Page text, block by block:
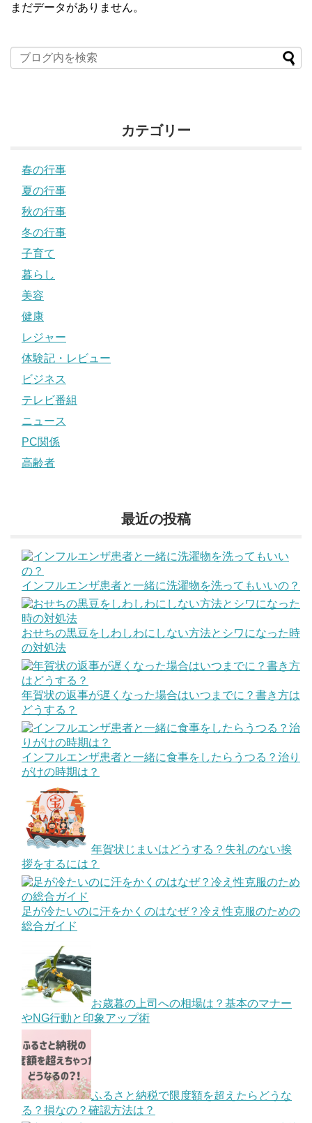
まだデータがありません。
カテゴリー
春の行事
夏の行事
秋の行事
冬の行事
子育て
暮らし
美容
健康
レジャー
体験記・レビュー
ビジネス
テレビ番組
ニュース
PC関係
高齢者
最近の投稿
インフルエンザ患者と一緒に洗濯物を洗ってもいいの？
おせちの黒豆をしわしわにしない方法とシワになった時
の対処法
年賀状の返事が遅くなった場合はいつまでに？書き方は
どうする？
インフルエンザ患者と一緒に食事をしたらうつる？治り
がけの時期は？
年賀状じまいはどうする？失礼のない挨
拶をするには？
足が冷たいのに汗をかくのはなぜ？冷え性克服のための
総合ガイド
お歳暮の上司への相場は？基本のマナー
やNG行動と印象アップ術
ふるさと納税で限度額を超えたらどうな
る？損なの？確認方法は？